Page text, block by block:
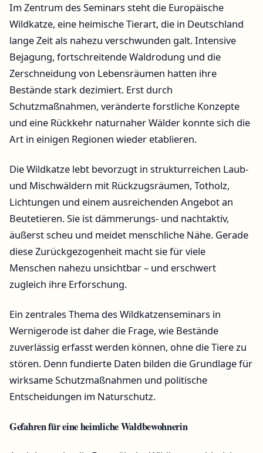
Im Zentrum des Seminars steht die Europäische
Wildkatze, eine heimische Tierart, die in Deutschland
lange Zeit als nahezu verschwunden galt. Intensive
Bejagung, fortschreitende Waldrodung und die
Zerschneidung von Lebensräumen hatten ihre
Bestände stark dezimiert. Erst durch
Schutzmaßnahmen, veränderte forstliche Konzepte
und eine Rückkehr naturnaher Wälder konnte sich die
Art in einigen Regionen wieder etablieren.
Die Wildkatze lebt bevorzugt in strukturreichen Laub-
und Mischwäldern mit Rückzugsräumen, Totholz,
Lichtungen und einem ausreichenden Angebot an
Beutetieren. Sie ist dämmerungs- und nachtaktiv,
äußerst scheu und meidet menschliche Nähe. Gerade
diese Zurückgezogenheit macht sie für viele
Menschen nahezu unsichtbar – und erschwert
zugleich ihre Erforschung.
Ein zentrales Thema des Wildkatzenseminars in
Wernigerode ist daher die Frage, wie Bestände
zuverlässig erfasst werden können, ohne die Tiere zu
stören. Denn fundierte Daten bilden die Grundlage für
wirksame Schutzmaßnahmen und politische
Entscheidungen im Naturschutz.
Gefahren für eine heimliche Waldbewohnerin